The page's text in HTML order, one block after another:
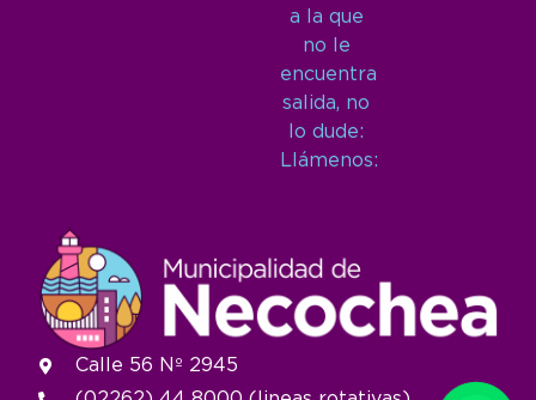
a la que
no le
encuentra
salida, no
lo dude:
Llámenos:
Calle 56 Nº 2945